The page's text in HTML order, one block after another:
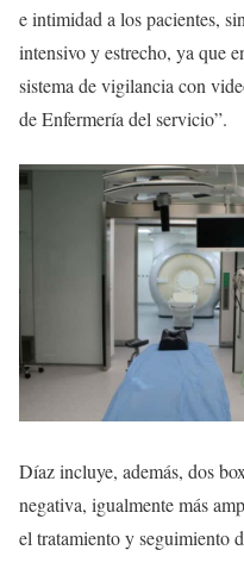
e intimidad a los pacientes,
intensivo y estrecho, ya que
sistema de vigilancia con
de Enfermería del servicio”.
Díaz incluye, además, dos
negativa, igualmente más
el tratamiento y seguimiento